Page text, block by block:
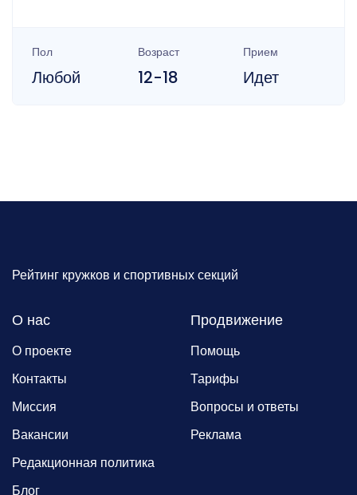
Пол
Любой
Возраст
12-18
Прием
Идет
Рейтинг кружков и спортивных секций
О нас
О проекте
Контакты
Миссия
Вакансии
Редакционная политика
Блог
Продвижение
Помощь
Тарифы
Вопросы и ответы
Реклама